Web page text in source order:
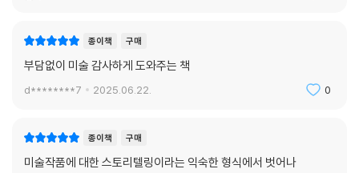
종이책 구매
부담없이 미술 감사하게 도와주는 책
d********7 2025.06.22. 0
종이책 구매
미술작품에 대한 스토리텔링이라는 익숙한 형식에서 벗어나